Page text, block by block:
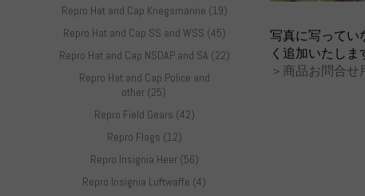
Repro Hat and Cap Kriegsmarine (19)
Repro Hat and Cap SS and WSS (45)
Repro Hat and Cap NSDAP and SA (22)
Repro Hat and Cap Police and
other (25)
Repro Field Gears (42)
Repro Flags (12)
Repro Insignia Heer (56)
Repro Insignia Luftwaffe (4)
写真に写ってい
く追加いたし
＞商品お問合